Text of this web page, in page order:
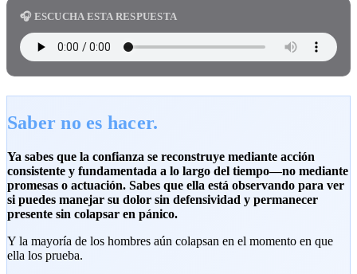
🎧 ESCUCHA ESTA RESPUESTA
Saber no es hacer.
Ya sabes que la confianza se reconstruye mediante acción
consistente y fundamentada a lo largo del tiempo—no mediante
promesas o actuación. Sabes que ella está observando para ver
si puedes manejar su dolor sin defensividad y permanecer
presente sin colapsar en pánico.
Y la mayoría de los hombres aún colapsan en el momento en que
ella los prueba.